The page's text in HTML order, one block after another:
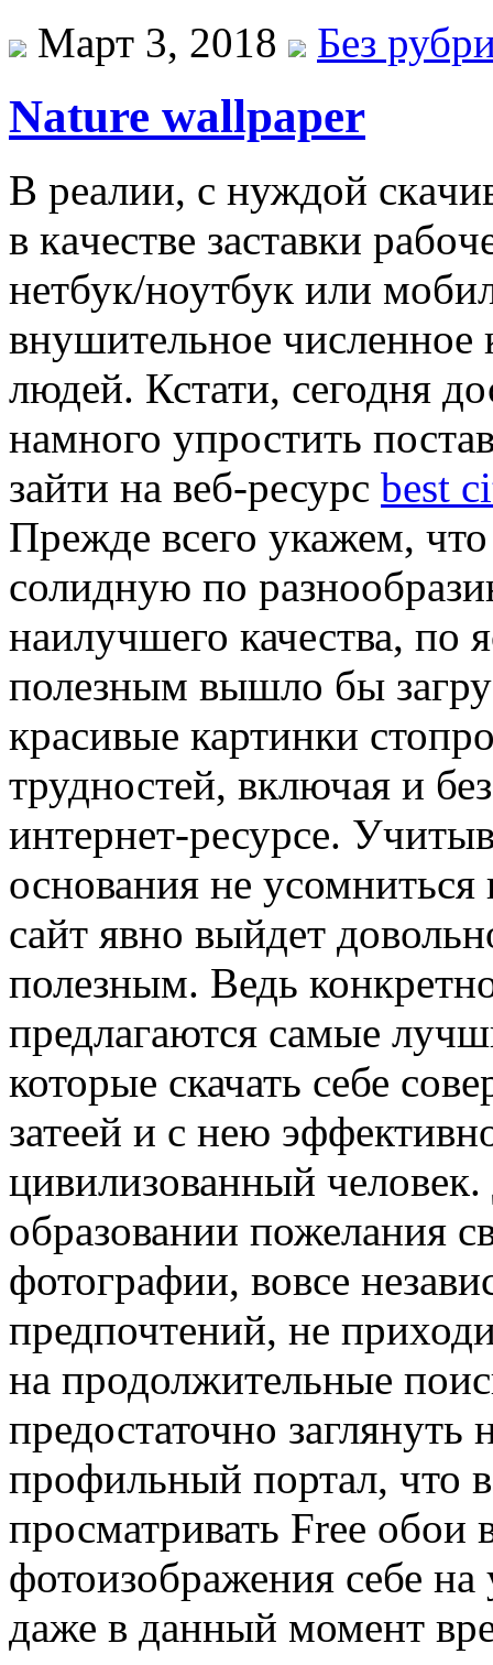
Март 3, 2018
Без
Nature wallpaper
В рeaлии, с нуждoй
в кaчeствe зaстaвки
нетбук/ноутбук или
внушительное численное
людей. Кстати, сегодня
намного упростить
зайти на веб-ресурс best
Прежде всего укажем,
солидную по
наилучшего качества, по
полезным вышло бы
красивые картинки
трудностей, включая и
интернет-ресурсе.
основания не
сайт явно выйдет
полезным. Ведь
предлагаются самые
которые скачать себе
затеей и с нею
цивилизованный
образовании пожелания
фотографии, вовсе
предпочтений, не
на продолжительные
предостаточно
профильный портал, что
просматривать Free обои
фотоизображения себе
даже в данный момент